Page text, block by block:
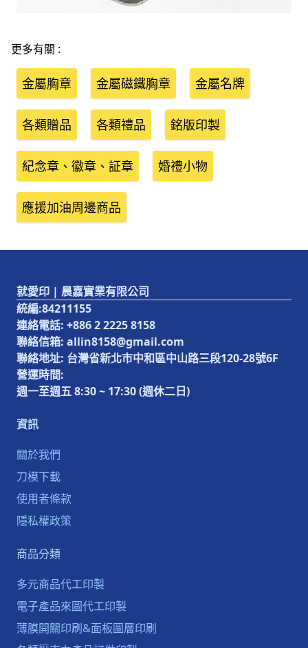
更多有關 :
金屬胸章 金屬磁鐵胸章 金屬名牌
各類贈品 各類禮品 銘版印製
紀念章、徽章、証章 婚禮小物
應援加油周邊商品
就愛印 | 晨嘉實業有限公司
統編:84211155
連絡電話: +886 2 2225 8158
聯絡信箱: allin8158@gmail.com
聯絡地址: 台灣省新北市中和區中山路三段120-28號6F
營運時間:
週一至週五 8:30 ~ 17:30 (週休二日)
資訊
關於我們
刀模下載
使用者條款
隱私權政策
商品分類
多元商品代工印製
電子產品來圖代工印製
薄膜開關印刷&面板圖層印刷